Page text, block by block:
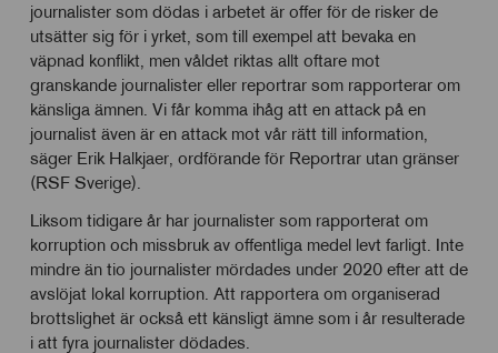
journalister som dödas i arbetet är offer för de risker de
utsätter sig för i yrket, som till exempel att bevaka en
väpnad konflikt, men våldet riktas allt oftare mot
granskande journalister eller reportrar som rapporterar om
känsliga ämnen. Vi får komma ihåg att en attack på en
journalist även är en attack mot vår rätt till information,
säger Erik Halkjaer, ordförande för Reportrar utan gränser
(RSF Sverige).
Liksom tidigare år har journalister som rapporterat om
korruption och missbruk av offentliga medel levt farligt. Inte
mindre än tio journalister mördades under 2020 efter att de
avslöjat lokal korruption. Att rapportera om organiserad
brottslighet är också ett känsligt ämne som i år resulterade
i att fyra journalister dödades.